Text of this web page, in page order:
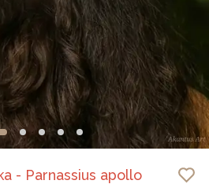
- Parnassius apollo